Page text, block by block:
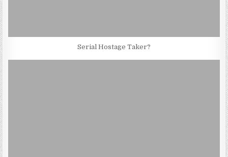
Serial Hostage Taker?